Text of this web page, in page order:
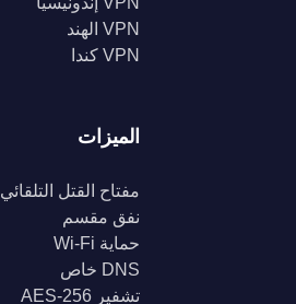
VPN الهند
VPN كندا
الميزات
مفتاح القتل التلقائي
نفق مقسم
حماية Wi-Fi
DNS خاص
تشفير AES-256